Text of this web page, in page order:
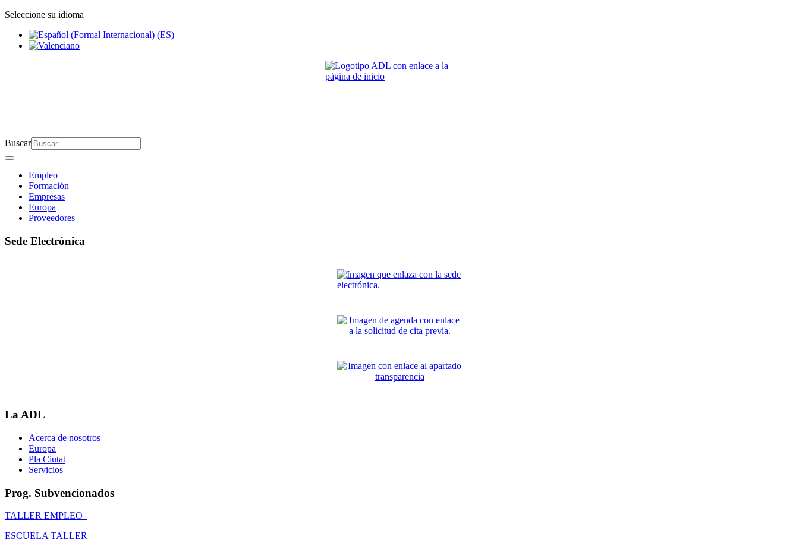
Seleccione su idioma
Buscar
Empleo
Formación
Empresas
Europa
Proveedores
Sede Electrónica
La ADL
Acerca de nosotros
Europa
Pla Ciutat
Servicios
Prog. Subvencionados
TALLER EMPLEO
ESCUELA TALLER